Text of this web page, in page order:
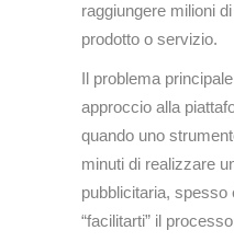
raggiungere milioni
prodotto o servizio.
Il problema
approccio alla
quando uno
minuti di realizzare
pubblicitaria,
“facilitarti” il